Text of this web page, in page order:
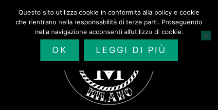
contenuto
Questo sito utilizza cookie in conformità alla policy e cookie
che rientrano nella responsabilità di terze parti. Proseguendo
nella navigazione acconsenti all’utilizzo di cookie.
OK LEGGI DI PIÙ